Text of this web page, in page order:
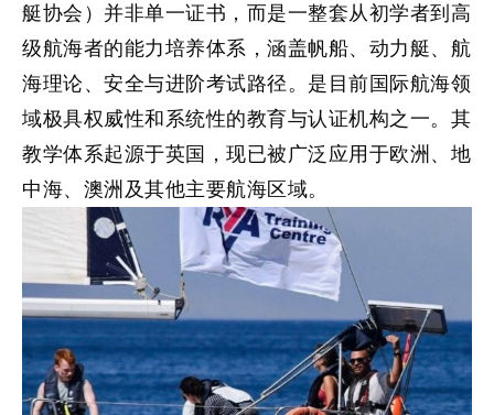
艇协会）并非单一证书，而是一整套从初学者到高
级航海者的能力培养体系，涵盖帆船、动力艇、航
海理论、安全与进阶考试路径。是目前国际航海领
域极具权威性和系统性的教育与认证机构之一。其
教学体系起源于英国，现已被广泛应用于欧洲、地
中海、澳洲及其他主要航海区域。